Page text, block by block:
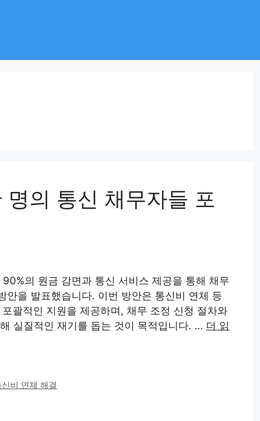
의 통신 채무자들 포
의 원금 감면과 통신 서비스 제공을 통해 채무
안을 발표했습니다. 이번 방안은 통신비 연체 등
괄적인 지원을 제공하며, 채무 조정 신청 절차와
실질적인 재기를 돕는 것이 목적입니다. … 더 읽
신비 연체 해결